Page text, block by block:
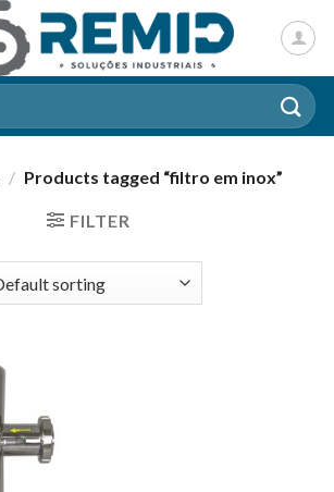
/ Products tagged “filtro em inox”
FILTER